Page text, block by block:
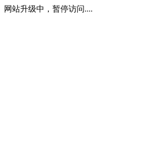
网站升级中，暂停访问....